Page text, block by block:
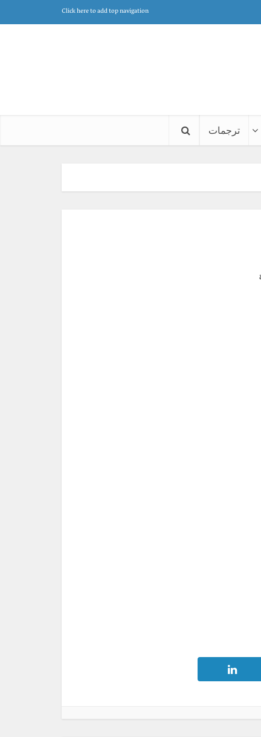
Click here to add top navigation
ترجمات